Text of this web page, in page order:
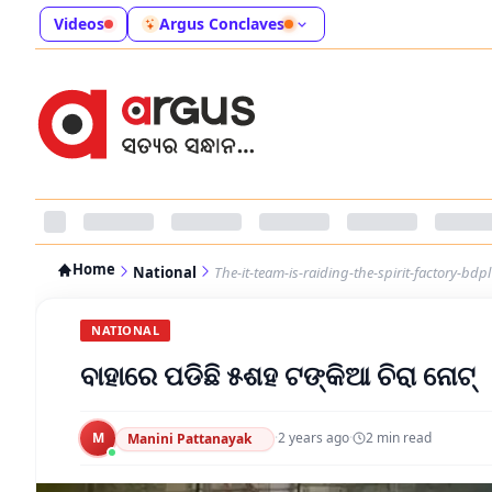
Videos Argus Conclaves
Home National The-it-team-is-raiding-the-spirit-factory-bdpl
NATIONAL
ବାହାରେ ପଡିଛି ୫ଶହ ଟଙ୍କିଆ ଚିରା ନୋଟ୍‌
M Manini Pattanayak ·2 years ago· 2 min read